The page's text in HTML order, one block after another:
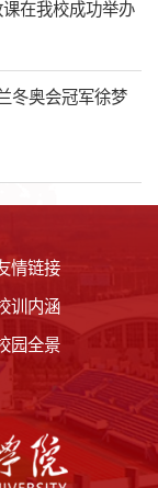
在我校成功举办
冬奥会冠军徐梦
情链接
训内涵
园全景